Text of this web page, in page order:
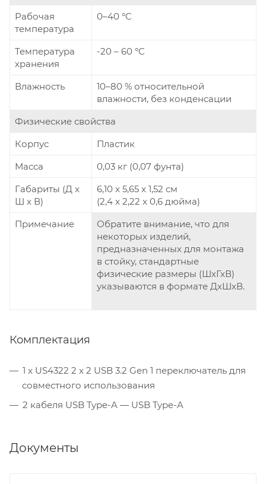
Рабочая
температура
0–40 °C
Температура
хранения
-20 – 60 °C
Влажность
10–80 % относительной
влажности, без конденсации
Физические свойства
Корпус
Пластик
Масса
0,03 кг (0,07 фунта)
Габариты (Д x
Ш x В)
6,10 x 5,65 x 1,52 см
(2,4 x 2,22 x 0,6 дюйма)
Примечание
Обратите внимание, что для
некоторых изделий,
предназначенных для монтажа
в стойку, стандартные
физические размеры (ШхГхВ)
указываются в формате ДхШхВ.
Комплектация
1 x US4322 2 x 2 USB 3.2 Gen 1 переключатель для
совместного использования
2 кабеля USB Type-A — USB Type-A
Документы